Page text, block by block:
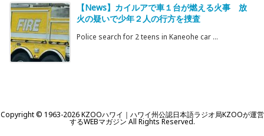
【News】カイルアで車１台が燃える火事 放
火の疑いで少年２人の行方を捜査
Police search for 2 teens in Kaneohe car ...
Copyright © 1963-2026KZOOハワイ｜ハワイ州公認日本語ラジオ局KZOOが運営
するWEBマガジンAll Rights Reserved.